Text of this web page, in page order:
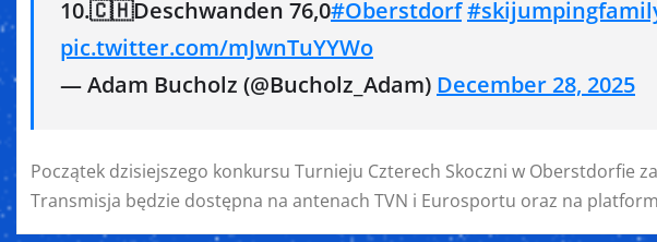
10.🇨🇭Deschwanden 76,0#Oberstdorf
pic.twitter.com/mJwnTuYYWo
— Adam Bucholz (@Bucholz_Adam) December 28, 2025
Początek dzisiejszego konkursu Turnieju Czterech Skoczni w Oberstdorfie
Transmisja będzie dostępna na antenach TVN i Eurosportu oraz na